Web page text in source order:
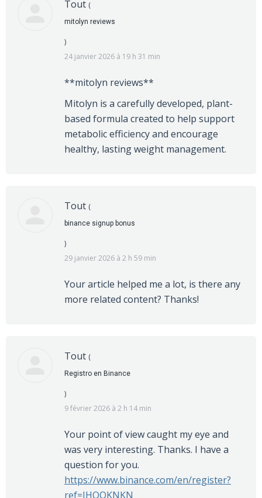
Tout (
mitolyn reviews
)
24 janvier 2026 à 19 h 31 min
**mitolyn reviews**
Mitolyn is a carefully developed, plant-
based formula created to help support
metabolic efficiency and encourage
healthy, lasting weight management.
Tout (
binance signup bonus
)
29 janvier 2026 à 2 h 59 min
Your article helped me a lot, is there any
more related content? Thanks!
Tout (
Registro en Binance
)
9 février 2026 à 2 h 14 min
Your point of view caught my eye and
was very interesting. Thanks. I have a
question for you.
https://www.binance.com/en/register?
ref=JHQQKNKN